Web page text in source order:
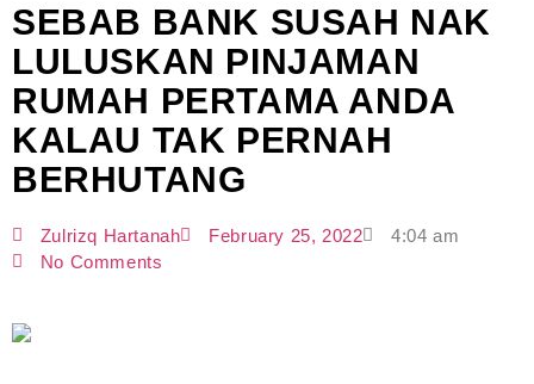
SEBAB BANK SUSAH NAK
LULUSKAN PINJAMAN
RUMAH PERTAMA ANDA
KALAU TAK PERNAH
BERHUTANG
Zulrizq Hartanah February 25, 2022
4:04 am
No Comments